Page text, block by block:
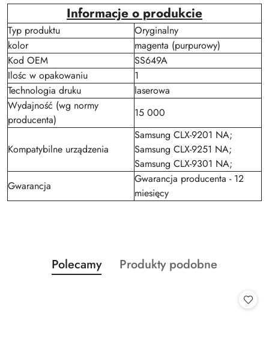
Informacje o produkcie
Typ produktu
Oryginalny
kolor
magenta (purpurowy)
Kod OEM
SS649A
Ilośc w opakowaniu
1
Technologia druku
laserowa
Wydajność (wg normy
producenta)
15 000
Kompatybilne urządzenia
Samsung CLX-9201 NA;
Samsung CLX-9251 NA;
Samsung CLX-9301 NA;
Gwarancja
Gwarancja producenta - 12
miesięcy
Pomiń karuzelę produktów
Produkty
o
Polecamy
Produkty
Produkty podobne